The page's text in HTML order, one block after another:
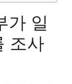
가 일
조사